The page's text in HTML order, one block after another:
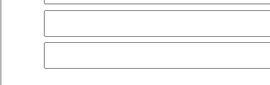
renaud GODEFROY
Contacto via WhatsappEnviar un mensaje
Año de fabricación 2025